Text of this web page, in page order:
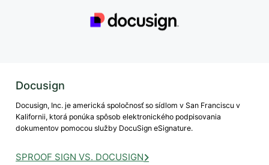
Docusign
Docusign, Inc. je americká spoločnosť so sídlom v San Franciscu v
Kalifornii, ktorá ponúka spôsob elektronického podpisovania
dokumentov pomocou služby DocuSign eSignature.
SPROOF SIGN VS. DOCUSIGN